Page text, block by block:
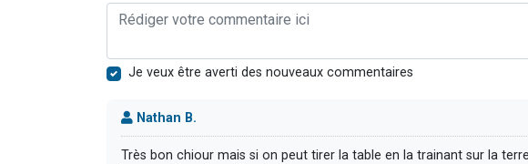
Je veux être averti des nouveaux commentaires
Nathan B.
Très bon chiour mais si on peut tirer la table en la trainant sur la